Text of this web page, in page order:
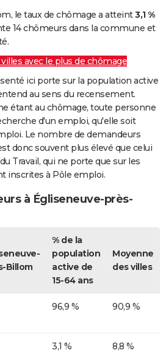
le taux de chômage a atteint3,1 %
14 chômeurs dans la commune et
avec le plus de chômage
ici porte sur la population active
au sens du recensement.
étant au chômage, toute personne
d'un emploi, qu'elle soit
Le nombre de demandeurs
donc souvent plus élevé que celui
Travail, qui ne porte que sur les
inscrites à Pôle emploi.
à Égliseneuve-près-
Billom
% de la
population
active de
15-64 ans
Moyenne
des villes
96,9 % 90,9 %
3,1 % 8,8 %